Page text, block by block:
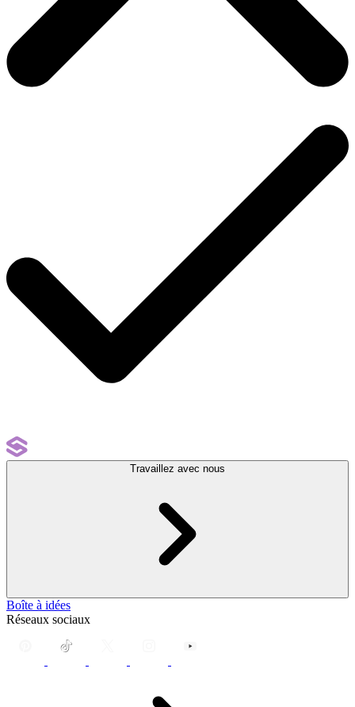
Travaillez avec nous
Boîte à idées
Réseaux sociaux